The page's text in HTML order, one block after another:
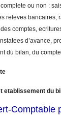
complete ou non :
releves
comptes,
d’avance,
du bilan, du
etablissement du
Comptable